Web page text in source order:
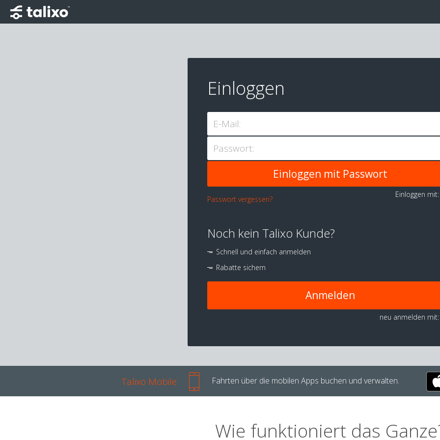
Einloggen
E-Mail:
Passwort:
Passwort vergessen?
Einloggen
Noch kein Talixo Kunde?
Schnell und einfach anmelden
Rabatte sichern
Anmelden
neu anmelden mit:
Talixo Mobile Fahrten über die mobilen Apps buchen und verwalten.
Wie funktioniert das